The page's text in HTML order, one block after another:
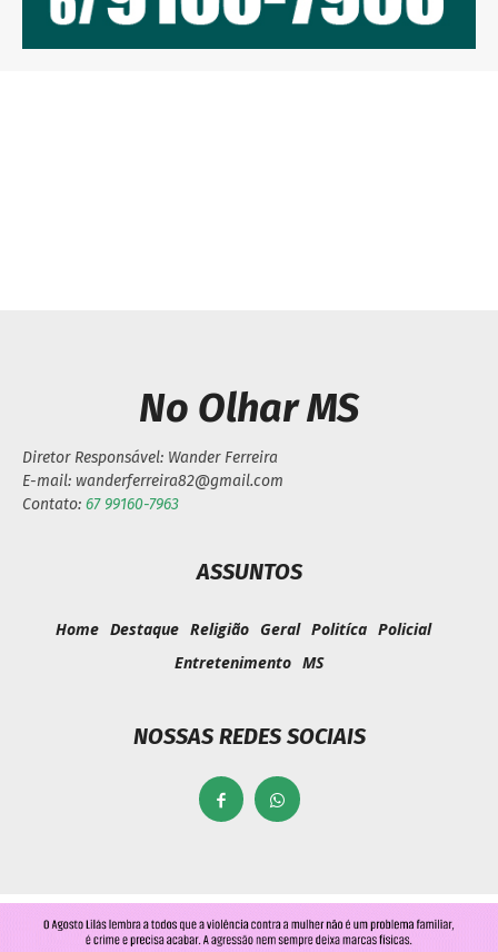
No Olhar MS
Diretor Responsável: Wander Ferreira
E-mail: wanderferreira82@gmail.com
Contato: 67 99160-7963
ASSUNTOS
Home Destaque Religião Geral Politíca Policial
Entretenimento MS
NOSSAS REDES SOCIAIS